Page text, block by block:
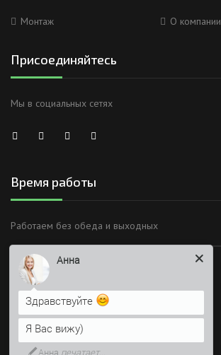
Монтаж О компании
Присоединяйтесь
Мы в социальных сетях
Время работы
Работаем без обеда и выходных
Понедельник
Вторник
Среда
Четверг
Пятница
Анна
Здравствуйте
Я Вас вижу)
Напишите сюда свой вопрос.
Возможно, его решение будет
быстрее